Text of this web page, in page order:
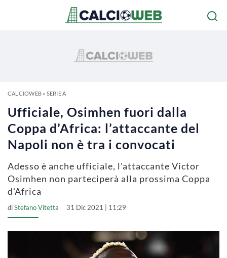
CALCIOWEB» SERIE A
Ufficiale, Osimhen fuori dalla
Coppa d’Africa: l’attaccante del
Napoli non è tra i convocati
Adesso è anche ufficiale, l'attaccante Victor
Osimhen non parteciperà alla prossima Coppa
d'Africa
diStefano Vitetta 31 Dic 2021 | 11:29